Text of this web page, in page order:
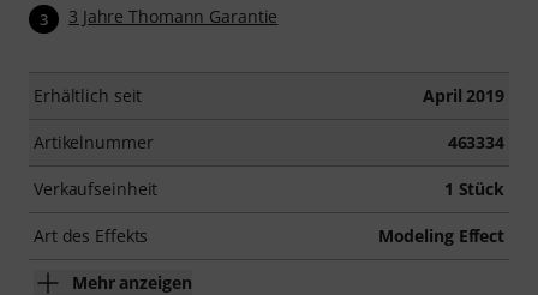
3 3 Jahre Thomann Garantie
Erhältlich seit April 2019
Artikelnummer 463334
Verkaufseinheit 1 Stück
Art des Effekts Modeling Effect
Mehr anzeigen